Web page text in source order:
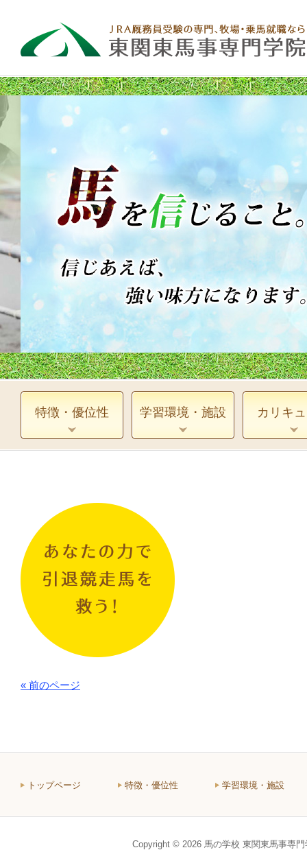
特徴・優位性 学習環境・施設 カリキ
« 前のページ
トップページ 特徴・優位性 学習環境・施設
Copyright © 2026 馬の学校 東関東馬事専